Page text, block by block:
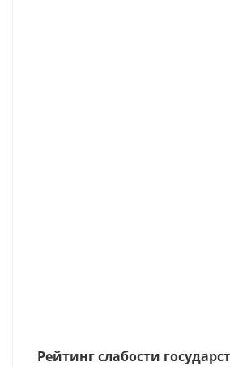
Рейтинг слабости